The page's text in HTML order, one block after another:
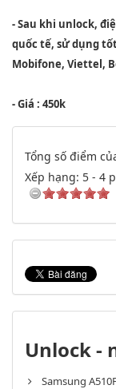
- Sau khi unlock,
quốc tế, sử dụng
Mobifone, Viettel,
- Giá : 450k
Tổng số điểm
Xếp hạng: 5 - 4
Unlock -
Samsung